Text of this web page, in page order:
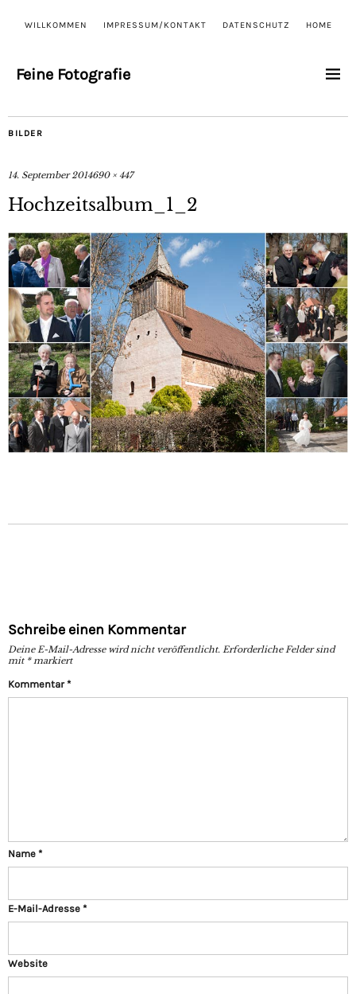
WILLKOMMEN IMPRESSUM/KONTAKT DATENSCHUTZ HOME
Feine Fotografie
BILDER
14. September 2014690 × 447
Hochzeitsalbum_1_2
Schreibe einen Kommentar
Deine E-Mail-Adresse wird nicht veröffentlicht. Erforderliche Felder sind
mit *markiert
Kommentar*
Name *
E-Mail-Adresse *
Website